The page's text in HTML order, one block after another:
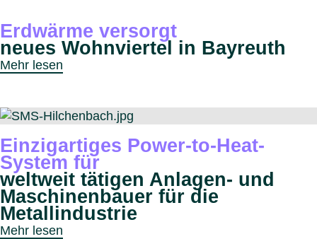
Erdwärme versorgt
neues Wohnviertel in Bayreuth
Mehr lesen
Einzigartiges Power-to-Heat-
System für
weltweit tätigen Anlagen- und
Maschinenbauer für die
Metallindustrie
Mehr lesen